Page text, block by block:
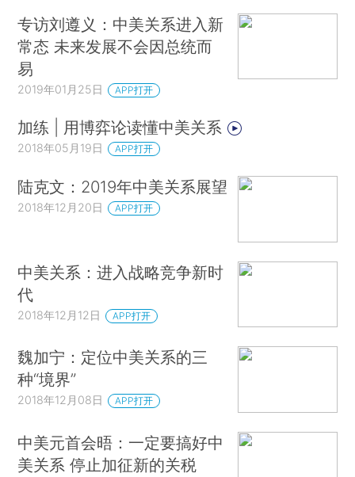
专访刘遵义：中美关系进入新
常态 未来发展不会因总统而
易
2019年01月25日 APP打开
加练 | 用博弈论读懂中美关系
2018年05月19日 APP打开
陆克文：2019年中美关系展望
2018年12月20日 APP打开
中美关系：进入战略竞争新时
代
2018年12月12日 APP打开
魏加宁：定位中美关系的三
种“境界”
2018年12月08日 APP打开
中美元首会晤：一定要搞好中
美关系 停止加征新的关税